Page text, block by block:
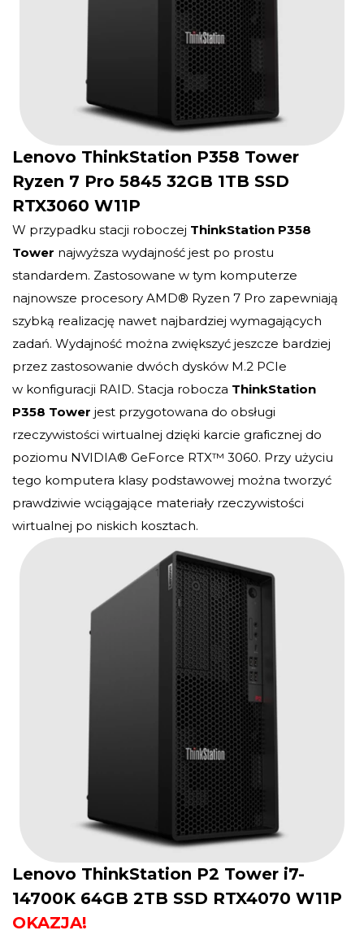
Lenovo ThinkStation P358 Tower
Ryzen 7 Pro 5845 32GB 1TB SSD
RTX3060 W11P
W przypadku stacji roboczej ThinkStation P358
Tower najwyższa wydajność jest po prostu
standardem. Zastosowane w tym komputerze
najnowsze procesory AMD® Ryzen 7 Pro zapewniają
szybką realizację nawet najbardziej wymagających
zadań. Wydajność można zwiększyć jeszcze bardziej
przez zastosowanie dwóch dysków M.2 PCIe
w konfiguracji RAID. Stacja robocza ThinkStation
P358 Tower jest przygotowana do obsługi
rzeczywistości wirtualnej dzięki karcie graficznej do
poziomu NVIDIA® GeForce RTX™ 3060. Przy użyciu
tego komputera klasy podstawowej można tworzyć
prawdziwie wciągające materiały rzeczywistości
wirtualnej po niskich kosztach.
Lenovo ThinkStation P2 Tower i7-
14700K 64GB 2TB SSD RTX4070 W11P
OKAZJA!